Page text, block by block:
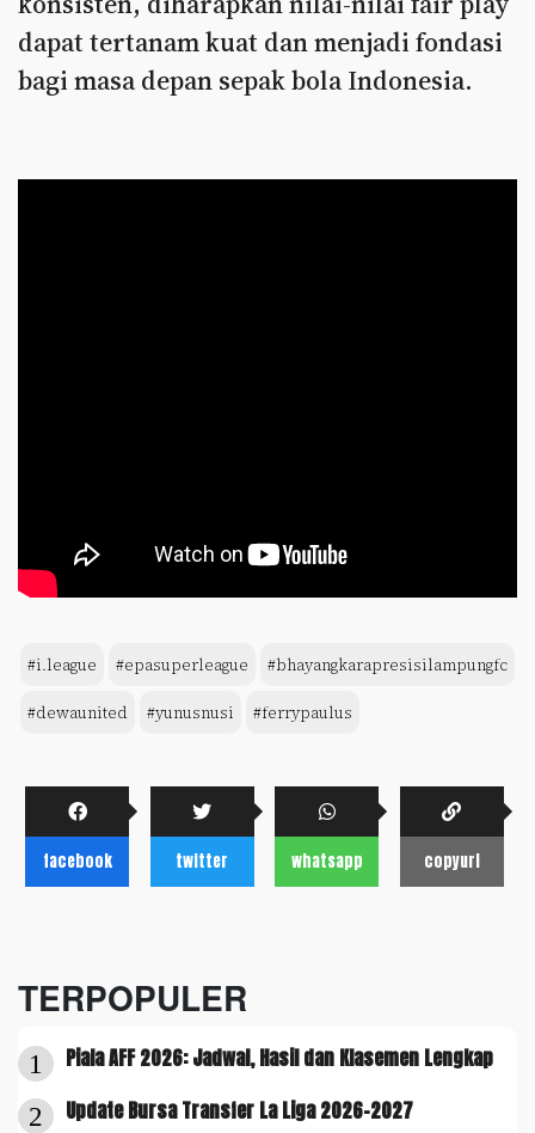
dapat tertanam kuat dan menjadi fondasi
bagi masa depan sepak bola Indonesia.
#i.league #epasuperleague #bhayangkarapresisilampungfc
#dewaunited #yunusnusi #ferrypaulus
facebook twitter whatsapp copyurl
TERPOPULER
1 Piala AFF 2026: Jadwal, Hasil dan Klasemen Lengkap
2 Update Bursa Transfer La Liga 2026-2027